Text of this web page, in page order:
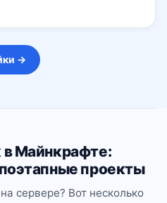
→
в Майнкрафте:
проекты
сервере? Вот несколько